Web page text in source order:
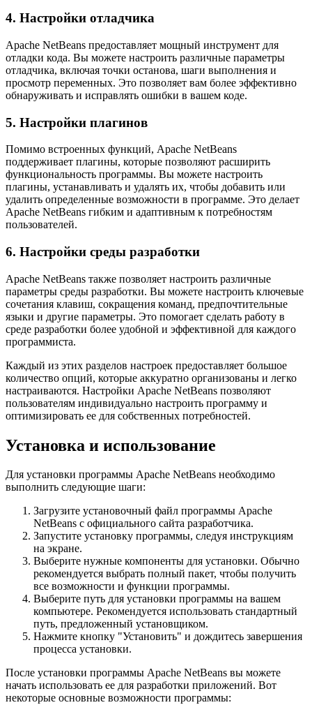
4. Настройки отладчика
Apache NetBeans предоставляет мощный инструмент для
отладки кода. Вы можете настроить различные параметры
отладчика, включая точки останова, шаги выполнения и
просмотр переменных. Это позволяет вам более эффективно
обнаруживать и исправлять ошибки в вашем коде.
5. Настройки плагинов
Помимо встроенных функций, Apache NetBeans
поддерживает плагины, которые позволяют расширить
функциональность программы. Вы можете настроить
плагины, устанавливать и удалять их, чтобы добавить или
удалить определенные возможности в программе. Это делает
Apache NetBeans гибким и адаптивным к потребностям
пользователей.
6. Настройки среды разработки
Apache NetBeans также позволяет настроить различные
параметры среды разработки. Вы можете настроить ключевые
сочетания клавиш, сокращения команд, предпочтительные
языки и другие параметры. Это помогает сделать работу в
среде разработки более удобной и эффективной для каждого
программиста.
Каждый из этих разделов настроек предоставляет большое
количество опций, которые аккуратно организованы и легко
настраиваются. Настройки Apache NetBeans позволяют
пользователям индивидуально настроить программу и
оптимизировать ее для собственных потребностей.
Установка и использование
Для установки программы Apache NetBeans необходимо
выполнить следующие шаги:
Загрузите установочный файл программы Apache
NetBeans с официального сайта разработчика.
Запустите установку программы, следуя инструкциям
на экране.
Выберите нужные компоненты для установки. Обычно
рекомендуется выбрать полный пакет, чтобы получить
все возможности и функции программы.
Выберите путь для установки программы на вашем
компьютере. Рекомендуется использовать стандартный
путь, предложенный установщиком.
Нажмите кнопку "Установить" и дождитесь завершения
процесса установки.
После установки программы Apache NetBeans вы можете
начать использовать ее для разработки приложений. Вот
некоторые основные возможности программы: